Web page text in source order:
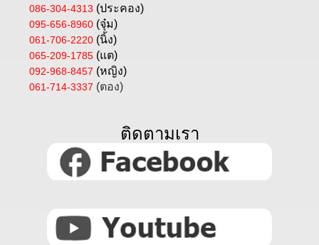
086-304-4313 (ประคอง)
095-656-8960 (จุ๋ม)
061-706-2220 (นิ้ง)
065-209-1785 (แต)
092-968-8457 (หญิง)
061-714-3337 (ตอง)
ติดตามเรา